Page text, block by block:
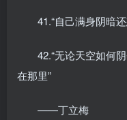
41.“自己满身阴暗
42.“无论天空如何
在那里”
——丁立梅